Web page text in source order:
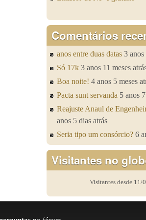
Comentários
anos entre duas datas 3 anos
Só 17k 3 anos 11 meses
Boa noite! 4 anos 5 meses
Pacta sunt servanda 5 anos
Reajuste Anaul de
anos 5 dias atrás
Seria tipo um consórcio? 6
Visitantes no
Visitantes desde 11/